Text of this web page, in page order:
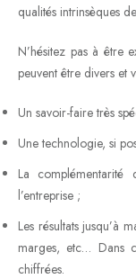
qualités intrinsèques
N’hésitez pas à être
peuvent être divers et
Un savoir-faire très
Une technologie, si
La
l’entreprise ;
Les résultats jusqu’à
marges, etc… Dans
chiffrées.